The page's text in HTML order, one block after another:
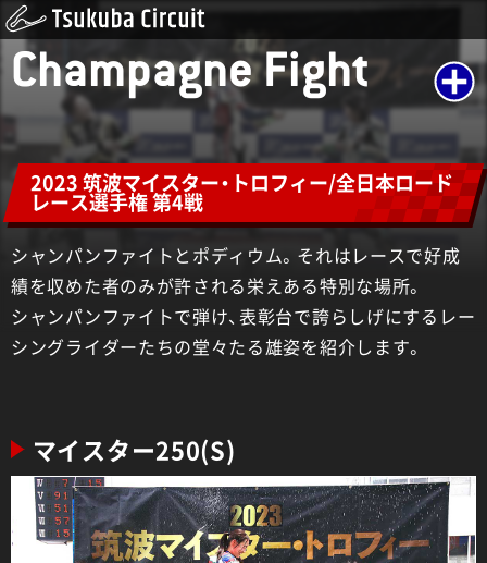
Champagne Fight
2023 筑波マイスター・トロフィー/全日本ロード
レース選手権 第4戦
シャンパンファイトとポディウム。それはレースで好成
績を収めた者のみが許される栄えある特別な場所。
シャンパンファイトで弾け、表彰台で誇らしげにするレー
シングライダーたちの堂々たる雄姿を紹介します。
マイスター250(S)